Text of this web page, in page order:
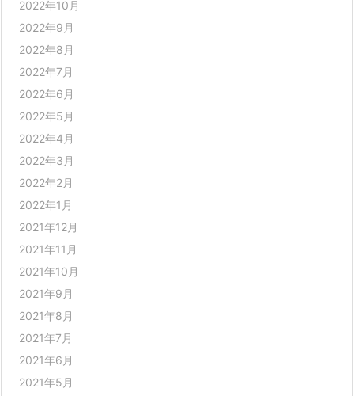
2022年10月
2022年9月
2022年8月
2022年7月
2022年6月
2022年5月
2022年4月
2022年3月
2022年2月
2022年1月
2021年12月
2021年11月
2021年10月
2021年9月
2021年8月
2021年7月
2021年6月
2021年5月